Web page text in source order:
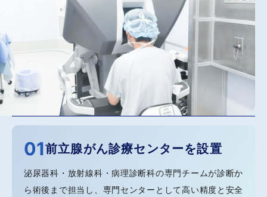
01前立腺がん診療センターを設置
泌尿器科・放射線科・病理診断科の専門チームが診断か
ら術後まで担当し、専門センターとして高い精度と安全